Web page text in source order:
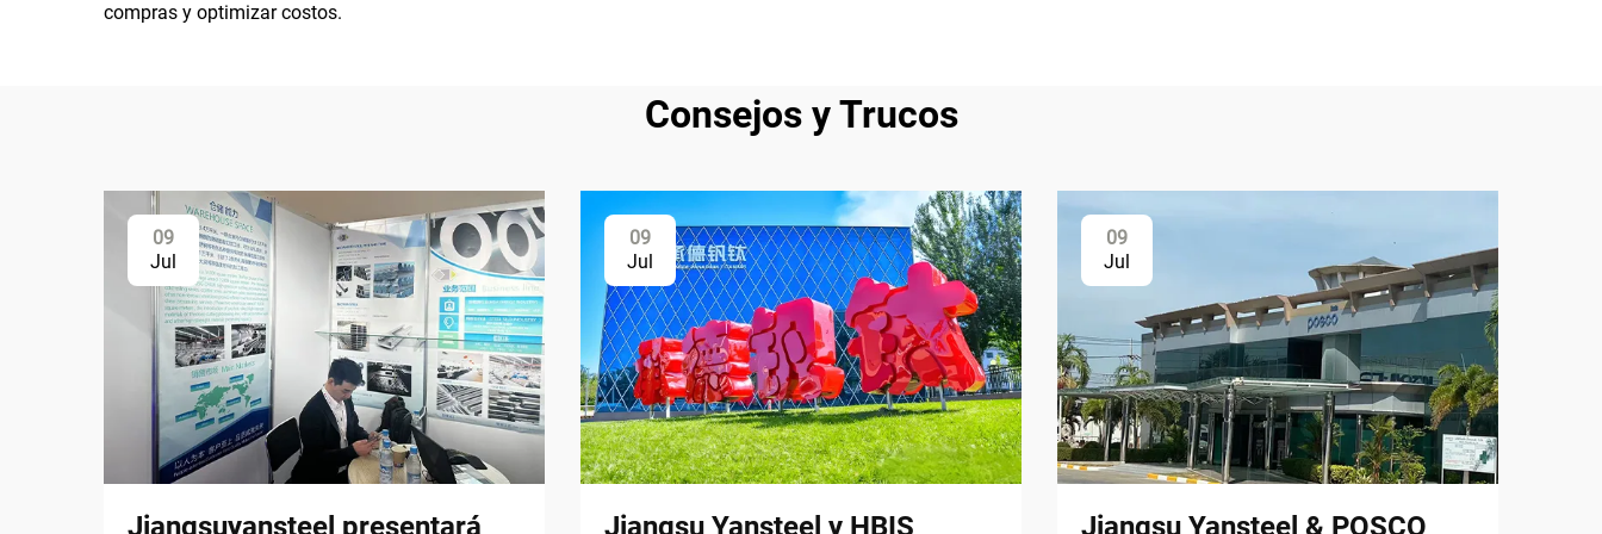
compras y optimizar costos.
Consejos y Trucos
09
Jul
Jiangsuyansteel presentará
09
Jul
Jiangsu Yansteel y HBIS
09
Jul
Jiangsu Yansteel & POSCO